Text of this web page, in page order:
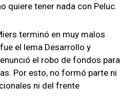
quiere tener nada con Peluc.
terminó en muy malos
el lema Desarrollo y
el robo de fondos para
Por esto, no formó parte ni
ni del frente